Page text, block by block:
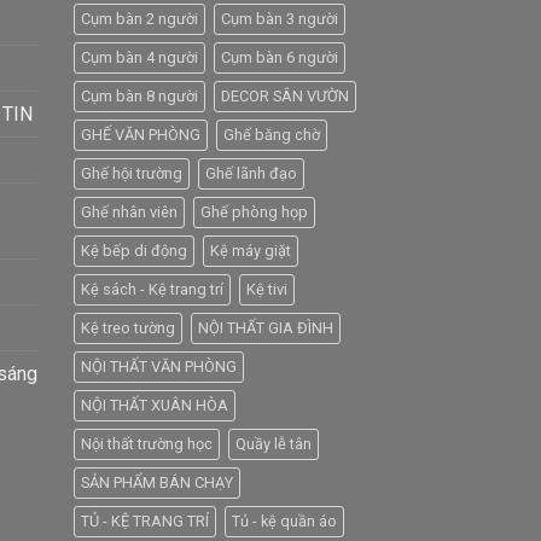
Cụm bàn 2 người Cụm bàn 3 người
Cụm bàn 4 người Cụm bàn 6 người
Cụm bàn 8 người DECOR SÂN VƯỜN
GHẾ VĂN PHÒNG Ghế băng chờ
Ghế hội trường Ghế lãnh đạo
Ghế nhân viên Ghế phòng họp
Kệ bếp di động Kệ máy giặt
Kệ sách - Kệ trang trí Kệ tivi
Kệ treo tường NỘI THẤT GIA ĐÌNH
NỘI THẤT VĂN PHÒNG
NỘI THẤT XUÂN HÒA
Nội thất trường học Quầy lễ tân
SẢN PHẨM BÁN CHẠY
TỦ - KỆ TRANG TRÍ Tủ - kệ quần áo